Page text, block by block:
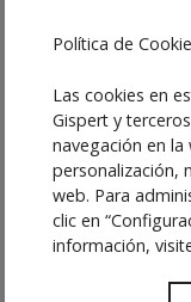
Der
Energien ist
her äußerst
aufgrund
spezialisierte
Política de
Las cookies en
Gispert y
navegación en
personalización,
web. Para
clic en
información,